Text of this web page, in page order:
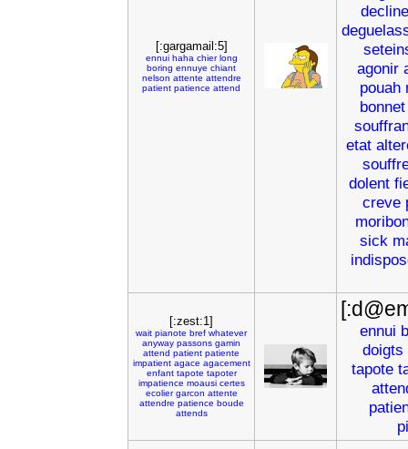
[:gargamail:5]
ennui haha chier long
boring ennuye chiant
nelson attente attendre
patient patience attend
agonir
pouah
bonnet
etat
dolent
creve
sick
[:zest:1]
wait pianote bref whatever
anyway passons gamin
attend patient patiente
impatient agace agacement
enfant tapote tapoter
impatience moausi certes
ecolier garcon attente
attendre patience boude
attends
ennui
doigts
tapote